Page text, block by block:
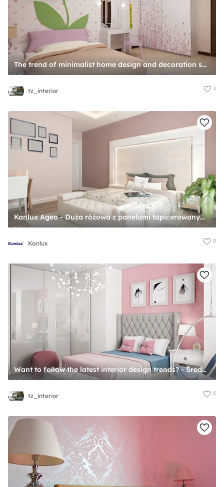
The trend of minimalist home design and decoration seems to never fade away. - Duża biała różowa sypialnia - zdjęcie od tz_interior
tz_interior 1
Kanlux Ageo - Duża różowa z panelami tapicerowanymi sypialnia, styl glamour - zdjęcie od Kanlux
Kanlux 0
Want to follow the latest interior design trends? - Średnia biała różowa sypialnia - zdjęcie od tz_interior
tz_interior 5